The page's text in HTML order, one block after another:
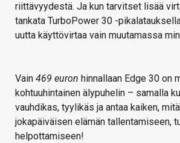
riittävyydestä. Ja kun tarvitset lisää
tankata TurboPower 30 -
uutta käyttövirtaa vain muutamassa
Vain 469 euron hinnallaan Edge 30 on
kohtuuhintainen älypuhelin – samalla
vauhdikas, tyylikäs ja antaa kaiken,
jokapäiväisen elämän tallentamiseen,
helpottamiseen!